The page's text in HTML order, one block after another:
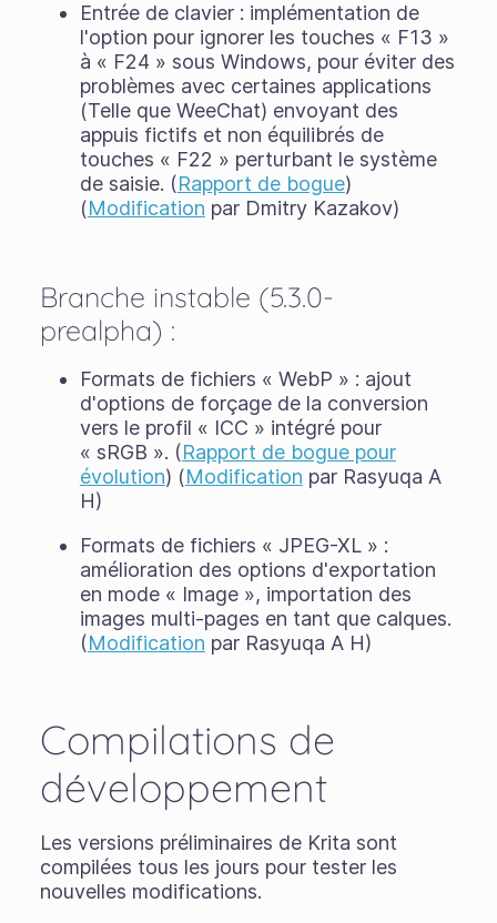
Entrée de clavier : implémentation de
l'option pour ignorer les touches « F13 »
à « F24 » sous Windows, pour éviter des
problèmes avec certaines applications
(Telle que WeeChat) envoyant des
appuis fictifs et non équilibrés de
touches « F22 » perturbant le système
de saisie. (Rapport de bogue)
(Modification par Dmitry Kazakov)
Branche instable (5.3.0-
prealpha) :
Formats de fichiers « WebP » : ajout
d'options de forçage de la conversion
vers le profil « ICC » intégré pour
« sRGB ». (Rapport de bogue pour
évolution) (Modification par Rasyuqa A
H)
Formats de fichiers « JPEG-XL » :
amélioration des options d'exportation
en mode « Image », importation des
images multi-pages en tant que calques.
(Modification par Rasyuqa A H)
Compilations de
développement
Les versions préliminaires de Krita sont
compilées tous les jours pour tester les
nouvelles modifications.